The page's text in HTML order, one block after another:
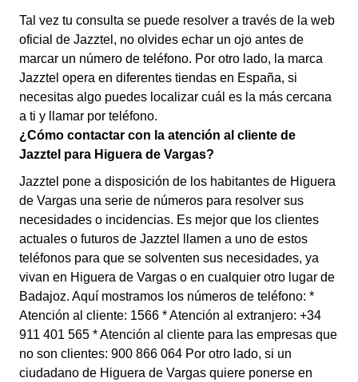
Tal vez tu consulta se puede resolver a través de la web
oficial de Jazztel, no olvides echar un ojo antes de
marcar un número de teléfono. Por otro lado, la marca
Jazztel opera en diferentes tiendas en España, si
necesitas algo puedes localizar cuál es la más cercana
a ti y llamar por teléfono.
¿Cómo contactar con la atención al cliente de
Jazztel para Higuera de Vargas?
Jazztel pone a disposición de los habitantes de Higuera
de Vargas una serie de números para resolver sus
necesidades o incidencias. Es mejor que los clientes
actuales o futuros de Jazztel llamen a uno de estos
teléfonos para que se solventen sus necesidades, ya
vivan en Higuera de Vargas o en cualquier otro lugar de
Badajoz. Aquí mostramos los números de teléfono: *
Atención al cliente: 1566 * Atención al extranjero: +34
911 401 565 * Atención al cliente para las empresas que
no son clientes: 900 866 064 Por otro lado, si un
ciudadano de Higuera de Vargas quiere ponerse en